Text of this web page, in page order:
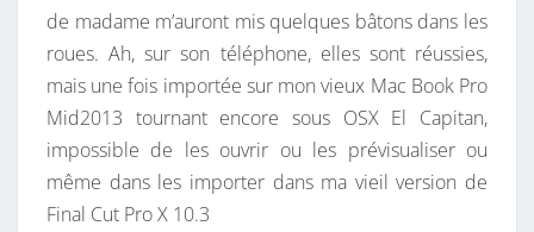
U
N
P
R
O
B
I
R
E
de madame m’auront mis quelques bâtons dans les
roues. Ah, sur son téléphone, elles sont réussies,
mais une fois importée sur mon vieux Mac Book Pro
Mid2013 tournant encore sous OSX El Capitan,
impossible de les ouvrir ou les prévisualiser ou
même dans les importer dans ma vieil version de
Final Cut Pro X 10.3